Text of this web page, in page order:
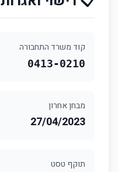
קוד משרד התחבורה
0413-0210
מבחן אחרון
27/04/2023
תוקף טסט